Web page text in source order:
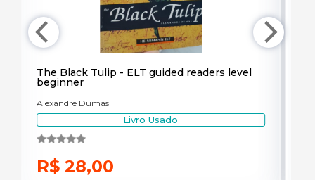
The Black Tulip - ELT guided readers level
beginner
Alexandre Dumas
Livro Usado
R$ 28,00